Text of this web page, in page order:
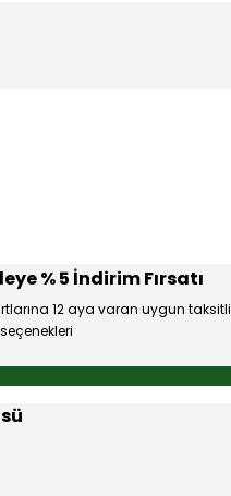
% 5 İndirim Fırsatı
12 aya varan uygun taksitli